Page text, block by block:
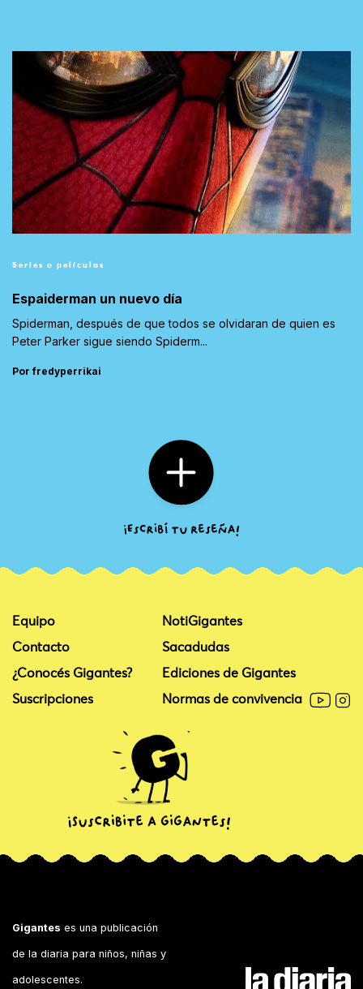
Series o películas
Espaiderman un nuevo día
Spiderman, después de que todos se olvidaran de quien es
Peter Parker sigue siendo Spiderm...
Por fredyperrikai
Equipo
Contacto
¿Conocés Gigantes?
Suscripciones
NotiGigantes
Sacadudas
Ediciones de Gigantes
Normas de convivencia
Gigantes es una publicación
de la diaria para niños, niñas y
adolescentes.